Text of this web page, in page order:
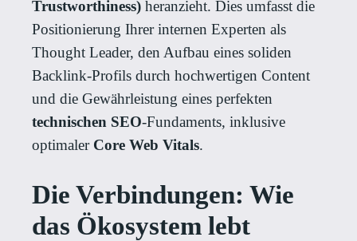
Trustworthiness) heranzieht. Dies umfasst die
Positionierung Ihrer internen Experten als
Thought Leader, den Aufbau eines soliden
Backlink-Profils durch hochwertigen Content
und die Gewährleistung eines perfekten
technischen SEO-Fundaments, inklusive
optimaler Core Web Vitals.
Die Verbindungen: Wie
das Ökosystem lebt